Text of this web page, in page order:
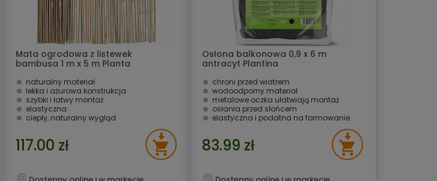
Mata ogrodowa z listewek
bambusa 1 m x 5 m Planta
naturalny materiał
lekka i ażurowa konstrukcja
szybki i łatwy montaż
elastyczna
ciepły, naturalny wygląd
117.00 zł
Osłona balkonowa 0,9 x 6 m
antracyt Plantina
chroni przed wiatrem
wodoodporny materiał
metalowe oczka ułatwiają montaż
osłania przed słońcem
elastyczna i podatna na formowanie
83.99 zł